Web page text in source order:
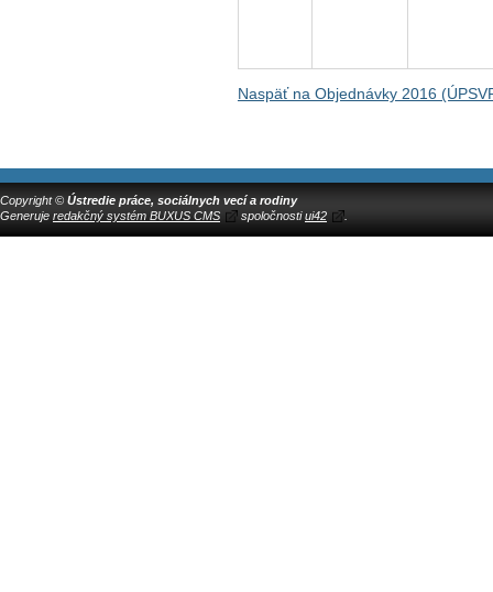
Naspäť na Objednávky 2016
Copyright © Ústredie práce, sociálnych vecí a rodiny
Generuje redakčný systém BUXUS CMS spoločnostiui42